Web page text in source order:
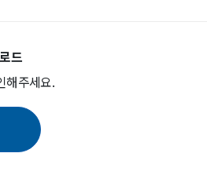
드
해주세요.